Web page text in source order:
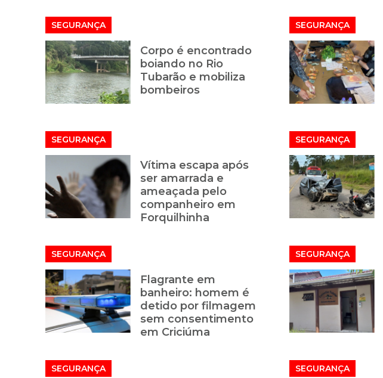
SEGURANÇA
Corpo é encontrado
boiando no Rio
Tubarão e mobiliza
bombeiros
SEGURANÇA
SEGURANÇA
Vítima escapa após
ser amarrada e
ameaçada pelo
companheiro em
Forquilhinha
SEGURANÇA
SEGURANÇA
Flagrante em
banheiro: homem é
detido por filmagem
sem consentimento
em Criciúma
SEGURANÇA
SEGURANÇA SEGURANÇA